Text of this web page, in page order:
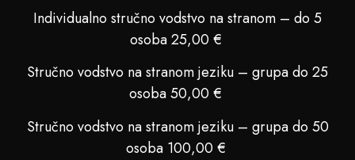
Individualno stručno vodstvo na stranom – do 5
osoba 25,00 €
Stručno vodstvo na stranom jeziku – grupa do 25
osoba 50,00 €
Stručno vodstvo na stranom jeziku – grupa do 50
osoba 100,00 €